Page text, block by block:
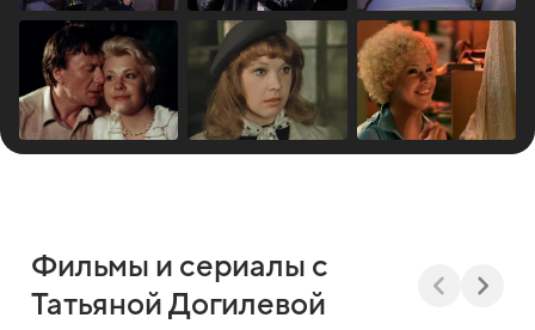
Фильмы и сериалы с
Татьяной Догилевой